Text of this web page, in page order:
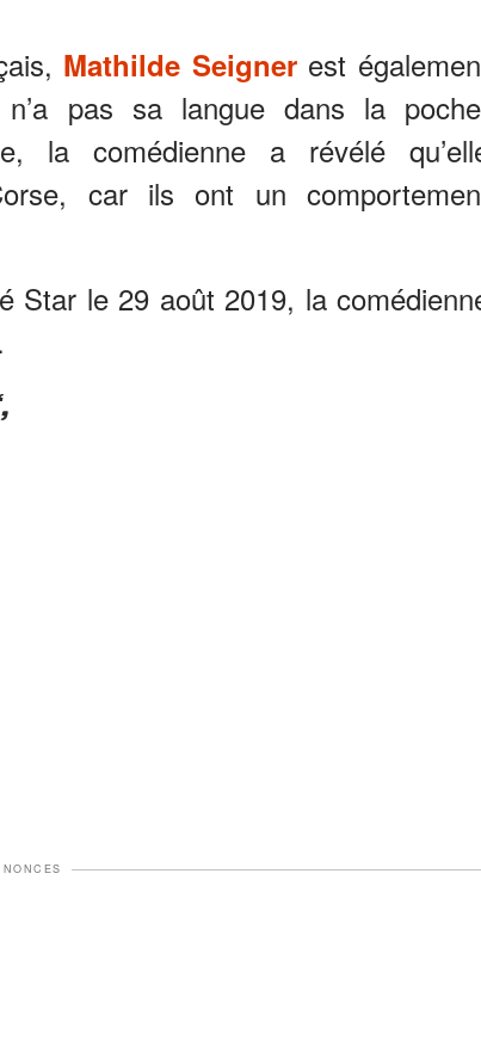
Mathilde Seignerest
pas sa langue dans la
la comédienne a révélé
car ils ont un
Star le 29 août 2019, la